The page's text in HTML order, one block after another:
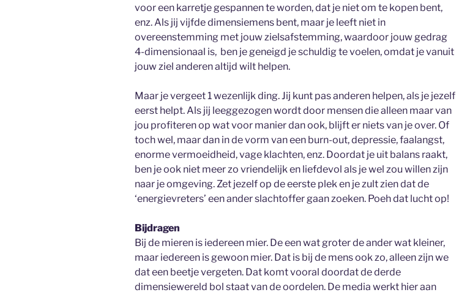
voor een karretje gespannen te worden, dat je niet om te kopen bent,
enz. Als jij vijfde dimensiemens bent, maar je leeft niet in
overeenstemming met jouw zielsafstemming, waardoor jouw gedrag
4-dimensionaal is, ben je geneigd je schuldig te voelen, omdat je vanuit
jouw ziel anderen altijd wilt helpen.
Maar je vergeet 1 wezenlijk ding. Jij kunt pas anderen helpen, als je jezelf
eerst helpt. Als jij leeggezogen wordt door mensen die alleen maar van
jou profiteren op wat voor manier dan ook, blijft er niets van je over. Of
toch wel, maar dan in de vorm van een burn-out, depressie, faalangst,
enorme vermoeidheid, vage klachten, enz. Doordat je uit balans raakt,
ben je ook niet meer zo vriendelijk en liefdevol als je wel zou willen zijn
naar je omgeving. Zet jezelf op de eerste plek en je zult zien dat de
‘energievreters’ een ander slachtoffer gaan zoeken. Poeh dat lucht op!
Bijdragen
Bij de mieren is iedereen mier. De een wat groter de ander wat kleiner,
maar iedereen is gewoon mier. Dat is bij de mens ook zo, alleen zijn we
dat een beetje vergeten. Dat komt vooral doordat de derde
dimensiewereld bol staat van de oordelen. De media werkt hier aan